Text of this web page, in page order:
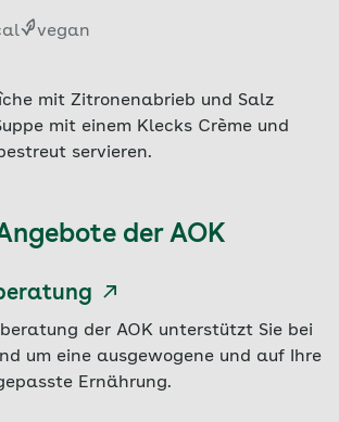
vegan
mit Zitronenabrieb und Salz
mit einem Klecks Crème und
servieren.
der AOK
der AOK unterstützt Sie bei
um eine ausgewogene und auf Ihre
Ernährung.